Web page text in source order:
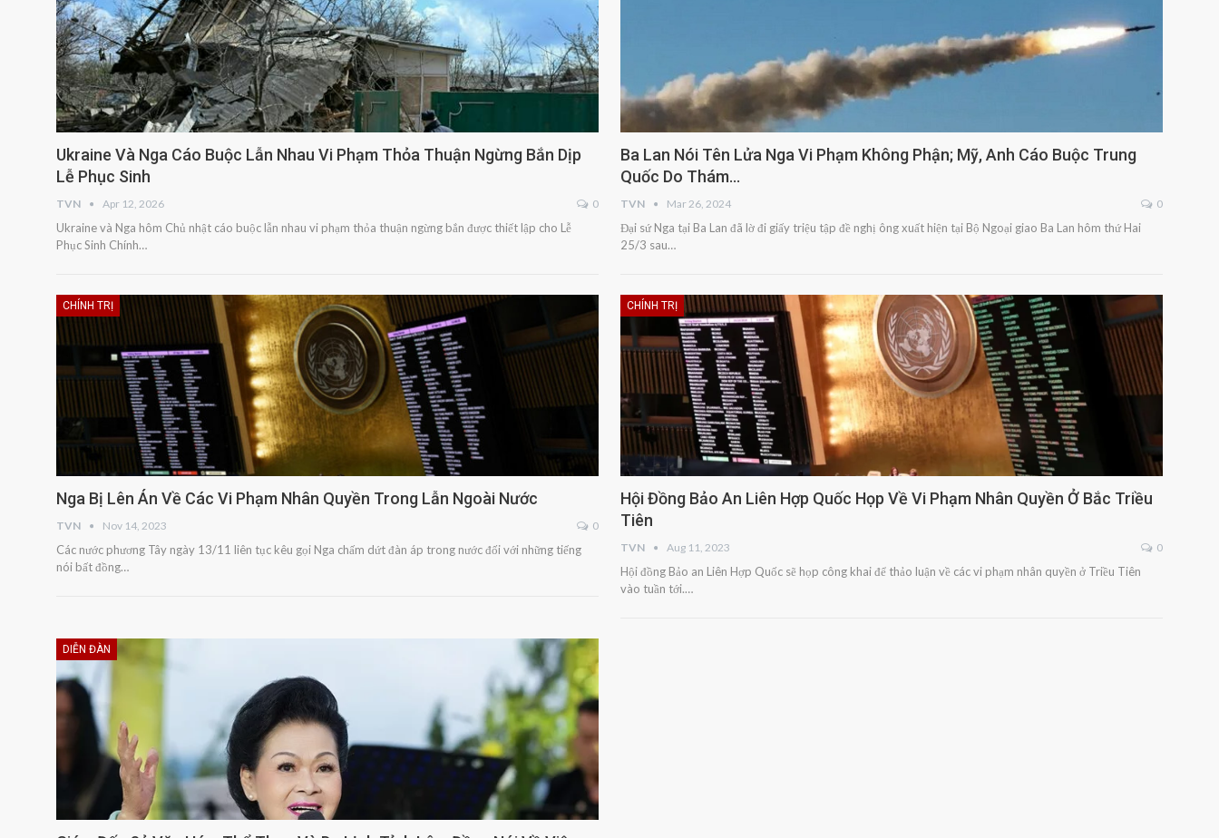
Ukraine Và Nga Cáo Buộc Lẫn Nhau Vi Phạm Thỏa Thuận Ngừng Bắn Dịp
Lễ Phục Sinh
TVN Apr 12, 2026 0
Ukraine và Nga hôm Chủ nhật cáo buộc lẫn nhau vi phạm thỏa thuận ngừng bắn được thiết lập cho Lễ
Phục Sinh Chính…
Ba Lan Nói Tên Lửa Nga Vi Phạm Không Phận; Mỹ, Anh Cáo Buộc Trung
Quốc Do Thám…
TVN Mar 26, 2024 0
Đại sứ Nga tại Ba Lan đã lờ đi giấy triệu tập đề nghị ông xuất hiện tại Bộ Ngoại giao Ba Lan hôm thứ Hai
25/3 sau…
CHÍNH TRỊ
Nga Bị Lên Án Về Các Vi Phạm Nhân Quyền Trong Lẫn Ngoài Nước
TVN Nov 14, 2023 0
Các nước phương Tây ngày 13/11 liên tục kêu gọi Nga chấm dứt đàn áp trong nước đối với những tiếng
nói bất đồng…
CHÍNH TRỊ
Hội Đồng Bảo An Liên Hợp Quốc Họp Về Vi Phạm Nhân Quyền Ở Bắc Triều
Tiên
TVN Aug 11, 2023 0
Hội đồng Bảo an Liên Hợp Quốc sẽ họp công khai để thảo luận về các vi phạm nhân quyền ở Triều Tiên
vào tuần tới.…
DIỄN ĐÀN